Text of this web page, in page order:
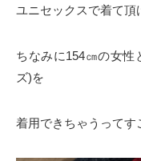
ユニセックスで着て頂
ちなみに154㎝の女性
ズ)を
着用できちゃうってす